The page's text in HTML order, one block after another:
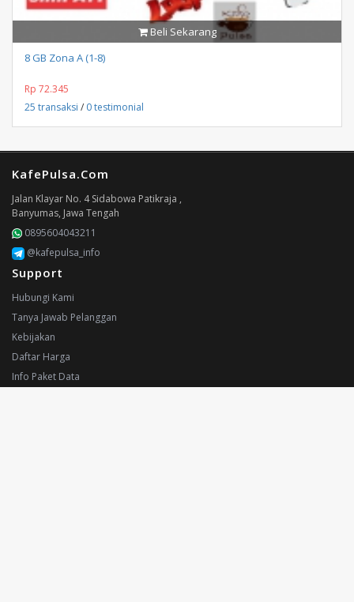
Beli Sekarang
8 GB Zona A (1-8)
Rp 72.345
25 transaksi / 0 testimonial
KafePulsa.Com
Jalan Klayar No. 4 Sidabowa Patikraja ,
Banyumas, Jawa Tengah
0895604043211
@kafepulsa_info
Support
Hubungi Kami
Tanya Jawab Pelanggan
Kebijakan
Daftar Harga
Info Paket Data